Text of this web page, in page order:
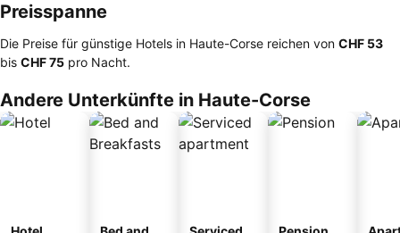
Preisspanne
Die Preise für günstige Hotels in Haute-Corse reichen von ‎CHF 53
bis ‎CHF 75 pro Nacht.
Andere Unterkünfte in Haute-Corse